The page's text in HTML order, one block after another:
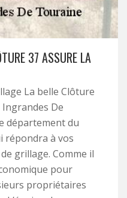
37 ASSURE LA
La belle Clôture
De
département du
répondra à vos
grillage. Comme il
pour
propriétaires